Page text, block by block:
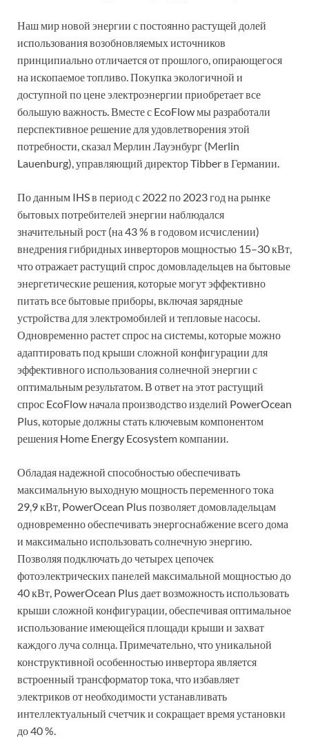
Наш мир новой энергии с постоянно растущей долей
использования возобновляемых источников
принципиально отличается от прошлого, опирающегося
на ископаемое топливо. Покупка экологичной и
доступной по цене электроэнергии приобретает все
большую важность. Вместе с EcoFlow мы разработали
перспективное решение для удовлетворения этой
потребности, сказал Мерлин Лауэнбург (Merlin
Lauenburg), управляющий директор Tibber в Германии.
По данным IHS в период с 2022 по 2023 год на рынке
бытовых потребителей энергии наблюдался
значительный рост (на 43 % в годовом исчислении)
внедрения гибридных инверторов мощностью 15–30 кВт,
что отражает растущий спрос домовладельцев на бытовые
энергетические решения, которые могут эффективно
питать все бытовые приборы, включая зарядные
устройства для электромобилей и тепловые насосы.
Одновременно растет спрос на системы, которые можно
адаптировать под крыши сложной конфигурации для
эффективного использования солнечной энергии с
оптимальным результатом. В ответ на этот растущий
спрос EcoFlow начала производство изделий PowerOcean
Plus, которые должны стать ключевым компонентом
решения Home Energy Ecosystem компании.
Обладая надежной способностью обеспечивать
максимальную выходную мощность переменного тока
29,9 кВт, PowerOcean Plus позволяет домовладельцам
одновременно обеспечивать энергоснабжение всего дома
и максимально использовать солнечную энергию.
Позволяя подключать до четырех цепочек
фотоэлектрических панелей максимальной мощностью до
40 кВт, PowerOcean Plus дает возможность использовать
крыши сложной конфигурации, обеспечивая оптимальное
использование имеющейся площади крыши и захват
каждого луча солнца. Примечательно, что уникальной
конструктивной особенностью инвертора является
встроенный трансформатор тока, что избавляет
электриков от необходимости устанавливать
интеллектуальный счетчик и сокращает время установки
до 40 %.